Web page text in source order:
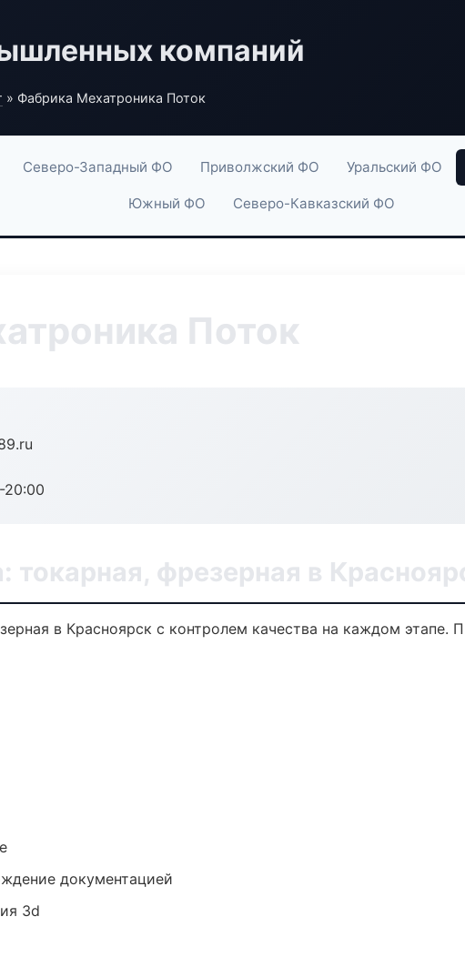
компаний
» Фабрика Мехатроника Поток
Северо-Западный ФО Приволжский ФО Уральский ФО
Южный ФО Северо-Кавказский ФО
Поток
токарная, фрезерная в
в Красноярск с контролем качества на каждом
документацией
3d